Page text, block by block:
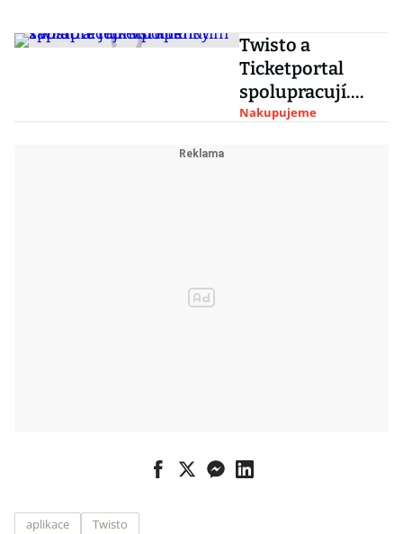
Twisto a
Ticketportal
spolupracují.
Vstupenky
Nakupujeme
aplikace Twisto